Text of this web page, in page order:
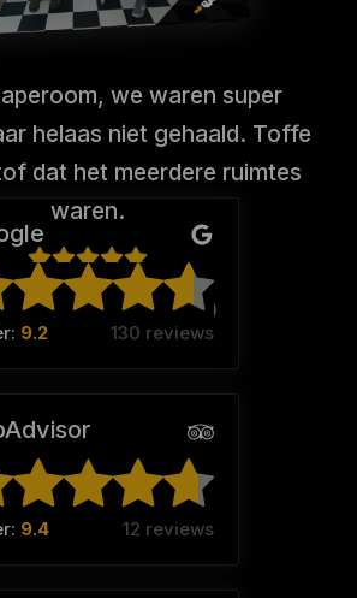
we waren super
helaas niet gehaald. Toffe
dat het meerdere ruimtes
waren.
Kappen (Team:CinWin )
9.2 130 reviews
9.4 12 reviews